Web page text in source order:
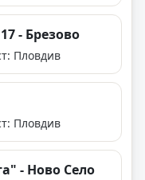
- Брезово
Пловдив
Пловдив
- Ново Село